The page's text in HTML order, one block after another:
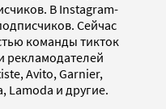
В Instagram-
Сейчас
команды тикток
рекламодателей
Avito, Garnier,
Lamoda и другие.